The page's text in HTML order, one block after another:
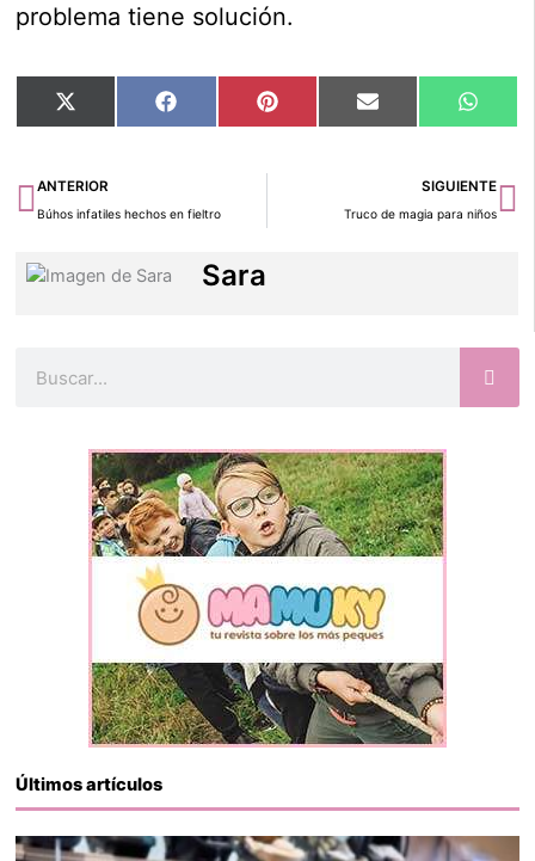
problema tiene solución.
Compartir
en
X
(Twitter)
Compartir
en
Facebook Compartir
en
Pinterest Compartir
en
Email
en
Ant
ANTERIOR
Búhos infatiles hechos en fieltro
SIGUIENTE
Truco de magia para niños
Sara
Últimos artículos